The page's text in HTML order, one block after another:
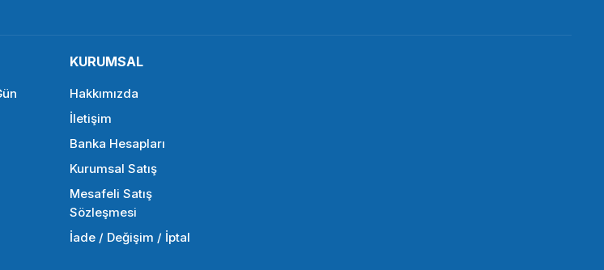
KURUMSAL
Hakkımızda
İletişim
Banka Hesapları
Kurumsal Satış
Mesafeli Satış
Sözleşmesi
İade / Değişim / İptal